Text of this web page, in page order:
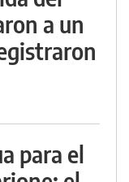
a un
para el